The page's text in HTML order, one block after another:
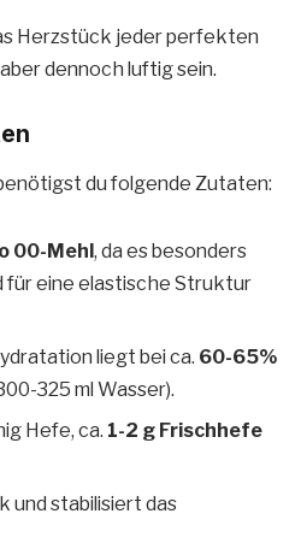
Herzstück jeder perfekten
dennoch luftig sein.
du folgende Zutaten:
00-Mehl, da es besonders
für eine elastische Struktur
liegt bei ca. 60-65%
325 ml Wasser).
Hefe, ca. 1-2 g Frischhefe
und stabilisiert das